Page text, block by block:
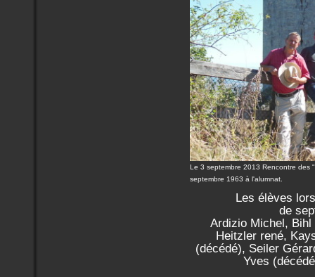
Le 3 septembre 2013 Rencontre des
septembre 1963 à l'alumnat.
Les élèves
de
Ardizio Michel,
Heitzler rené,
(décédé), Seiler
Yves